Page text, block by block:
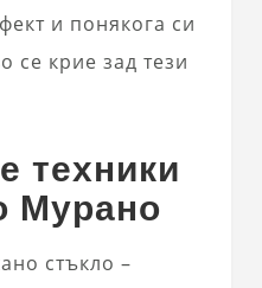
и понякога си
се крие зад тези
техники
Мурано
стъкло –